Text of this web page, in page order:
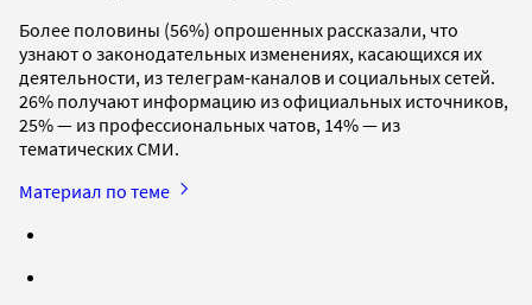
Более половины (56%) опрошенных рассказали, что
узнают о законодательных изменениях, касающихся их
деятельности, из телеграм-каналов и социальных сетей.
26% получают информацию из официальных источников,
25% — из профессиональных чатов, 14% — из
тематических СМИ.
Материал по теме